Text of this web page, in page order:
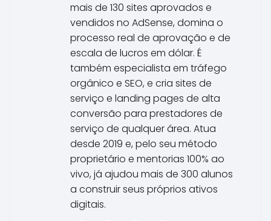
mais de 130 sites aprovados e
vendidos no AdSense, domina o
processo real de aprovação e de
escala de lucros em dólar. É
também especialista em tráfego
orgânico e SEO, e cria sites de
serviço e landing pages de alta
conversão para prestadores de
serviço de qualquer área. Atua
desde 2019 e, pelo seu método
proprietário e mentorias 100% ao
vivo, já ajudou mais de 300 alunos
a construir seus próprios ativos
digitais.